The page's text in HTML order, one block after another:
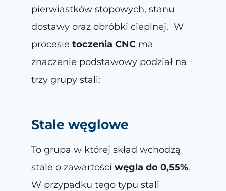
pierwiastków stopowych, stanu
dostawy oraz obróbki cieplnej. W
procesie toczenia CNCma
znaczenie podstawowy podział na
trzy grupy stali:
Stale węglowe
To grupa w której skład wchodzą
stale o zawartości węgla do 0,55%.
W przypadku tego typu stali